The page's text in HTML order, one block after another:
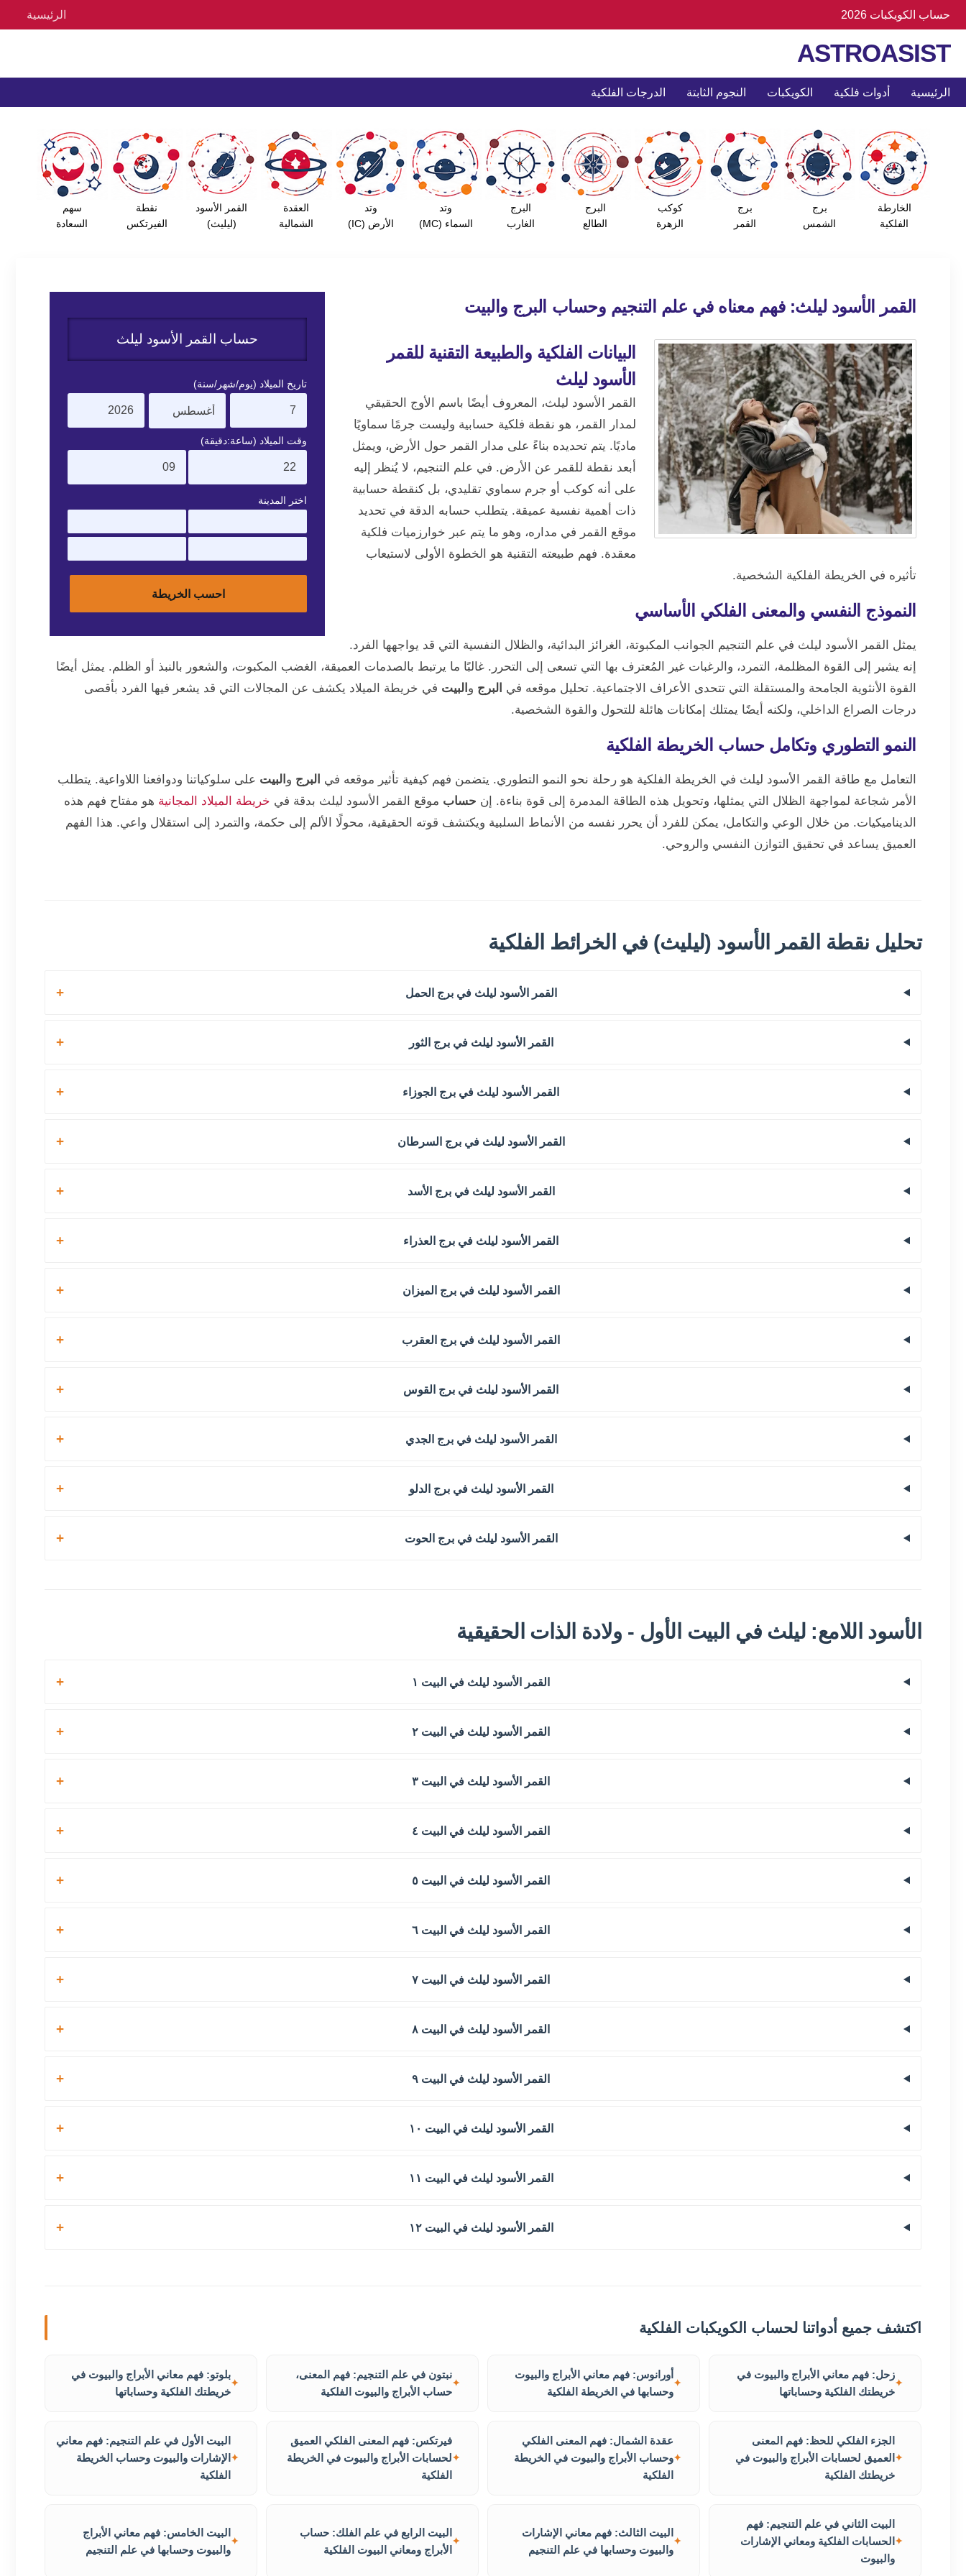
حساب الكويكبات 2026 الرئيسية
ASTROASIST
الرئيسية أدوات فلكية الكويكبات النجوم الثابتة الدرجات الفلكية
الخارطة
الفلكية
برج
الشمس
برج
القمر
كوكب
الزهرة
البرج
الطالع
البرج
الغارب
وتد
السماء (MC)
وتد
الأرض (IC)
العقدة
الشمالية
القمر الأسود
(ليليث)
نقطة
الفيرتكس
سهم
السعادة
حساب القمر الأسود ليلث
تاريخ الميلاد (يوم/شهر/سنة)
وقت الميلاد (ساعة:دقيقة)
اختر المدينة
القمر الأسود ليلث: فهم معناه في علم التنجيم وحساب البرج والبيت
البيانات الفلكية والطبيعة التقنية للقمر
الأسود ليلث
القمر الأسود ليلث، المعروف أيضًا باسم الأوج الحقيقي
لمدار القمر، هو نقطة فلكية حسابية وليست جرمًا سماويًا
ماديًا. يتم تحديده بناءً على مدار القمر حول الأرض، ويمثل
أبعد نقطة للقمر عن الأرض. في علم التنجيم، لا يُنظر إليه
على أنه كوكب أو جرم سماوي تقليدي، بل كنقطة حسابية
ذات أهمية نفسية عميقة. يتطلب حسابه الدقة في تحديد
موقع القمر في مداره، وهو ما يتم عبر خوارزميات فلكية
معقدة. فهم طبيعته التقنية هو الخطوة الأولى لاستيعاب
تأثيره في الخريطة الفلكية الشخصية.
النموذج النفسي والمعنى الفلكي الأساسي
يمثل القمر الأسود ليلث في علم التنجيم الجوانب المكبوتة، الغرائز البدائية، والظلال النفسية التي قد يواجهها الفرد.
إنه يشير إلى القوة المظلمة، التمرد، والرغبات غير المُعترف بها التي تسعى إلى التحرر. غالبًا ما يرتبط بالصدمات العميقة، الغضب المكبوت، والشعور بالنبذ أو الظلم. يمثل أيضًا
القوة الأنثوية الجامحة والمستقلة التي تتحدى الأعراف الاجتماعية. تحليل موقعه في البرج و البيت في خريطة الميلاد يكشف عن المجالات التي قد يشعر فيها الفرد بأقصى
درجات الصراع الداخلي، ولكنه أيضًا يمتلك إمكانات هائلة للتحول والقوة الشخصية.
النمو التطوري وتكامل حساب الخريطة الفلكية
التعامل مع طاقة القمر الأسود ليلث في الخريطة الفلكية هو رحلة نحو النمو التطوري. يتضمن فهم كيفية تأثير موقعه في البرج و البيت على سلوكياتنا ودوافعنا اللاواعية. يتطلب
الأمر شجاعة لمواجهة الظلال التي يمثلها، وتحويل هذه الطاقة المدمرة إلى قوة بناءة. إن حساب موقع القمر الأسود ليلث بدقة في خريطة الميلاد المجانية هو مفتاح فهم هذه
الديناميكيات. من خلال الوعي والتكامل، يمكن للفرد أن يحرر نفسه من الأنماط السلبية ويكتشف قوته الحقيقية، محولًا الألم إلى حكمة، والتمرد إلى استقلال واعي. هذا الفهم
العميق يساعد في تحقيق التوازن النفسي والروحي.
تحليل نقطة القمر الأسود (ليليث) في الخرائط الفلكية
القمر الأسود ليلث في برج الحمل
القمر الأسود ليلث في برج الثور
القمر الأسود ليلث في برج الجوزاء
القمر الأسود ليلث في برج السرطان
القمر الأسود ليلث في برج الأسد
القمر الأسود ليلث في برج العذراء
القمر الأسود ليلث في برج الميزان
القمر الأسود ليلث في برج العقرب
القمر الأسود ليلث في برج القوس
القمر الأسود ليلث في برج الجدي
القمر الأسود ليلث في برج الدلو
القمر الأسود ليلث في برج الحوت
الأسود اللامع: ليلث في البيت الأول - ولادة الذات الحقيقية
القمر الأسود ليلث في البيت ١
القمر الأسود ليلث في البيت ٢
القمر الأسود ليلث في البيت ٣
القمر الأسود ليلث في البيت ٤
القمر الأسود ليلث في البيت ٥
القمر الأسود ليلث في البيت ٦
القمر الأسود ليلث في البيت ٧
القمر الأسود ليلث في البيت ٨
القمر الأسود ليلث في البيت ٩
القمر الأسود ليلث في البيت ١٠
القمر الأسود ليلث في البيت ١١
القمر الأسود ليلث في البيت ١٢
اكتشف جميع أدواتنا لحساب الكويكبات الفلكية
زحل: فهم معاني الأبراج والبيوت في
خريطتك الفلكية وحساباتها
أورانوس: فهم معاني الأبراج والبيوت
وحسابها في الخريطة الفلكية
نبتون في علم التنجيم: فهم المعنى،
حساب الأبراج والبيوت الفلكية
بلوتو: فهم معاني الأبراج والبيوت في
خريطتك الفلكية وحساباتها
الجزء الفلكي للحظ: فهم المعنى
العميق لحسابات الأبراج والبيوت في
خريطتك الفلكية
عقدة الشمال: فهم المعنى الفلكي
وحساب الأبراج والبيوت في الخريطة
الفلكية
فيرتكس: فهم المعنى الفلكي العميق
لحسابات الأبراج والبيوت في الخريطة
الفلكية
البيت الأول في علم التنجيم: فهم معاني
الإشارات والبيوت وحساب الخريطة
الفلكية
البيت الثاني في علم التنجيم: فهم
الحسابات الفلكية ومعاني الإشارات
والبيوت
البيت الثالث: فهم معاني الإشارات
والبيوت وحسابها في علم التنجيم
البيت الرابع في علم الفلك: حساب
الأبراج ومعاني البيوت الفلكية
البيت الخامس: فهم معاني الأبراج
والبيوت وحسابها في علم التنجيم